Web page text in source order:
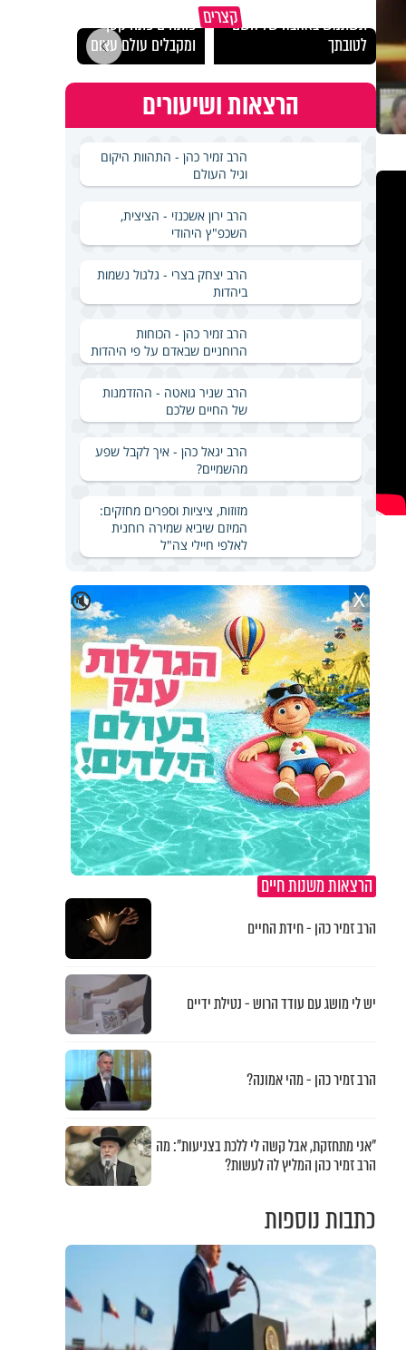
קצריםתשתמש באהבה של השם
לטובתך
פותחים פתח קטן -
ומקבלים עולם עצום
הרצאות ושיעורים
הרב זמיר כהן - התהוות היקום
וגיל העולם
הרב ירון אשכנזי - הציצית,
השכפ"ץ היהודי
הרב יצחק בצרי - גלגול נשמות
ביהדות
הרב זמיר כהן - הכוחות
הרוחניים שבאדם על פי היהדות
הרב שניר גואטה - ההזדמנות
של החיים שלכם
הרב יגאל כהן - איך לקבל שפע
מהשמיים?
מזוזות, ציציות וספרים מחזקים:
המיזם שיביא שמירה רוחנית
לאלפי חיילי צה"ל
🔇 X
הרצאות משנות חיים
הרב זמיר כהן - חידת החיים
יש לי מושג עם עודד הרוש - נטילת ידיים
הרב זמיר כהן - מהי אמונה?
"אני מתחזקת, אבל קשה לי ללכת בצניעות": מה
הרב זמיר כהן המליץ לה לעשות?
כתבות נוספות